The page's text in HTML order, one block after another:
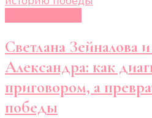
Светлана Зейналова
Александра: как
приговором, а
победы